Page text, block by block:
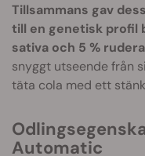
Tillsammans gav
till en genetisk profil
sativa och 5 %
snyggt utseende från
täta cola med ett
Odlingsegenskaper hos Do-Si-Dos
Automatic